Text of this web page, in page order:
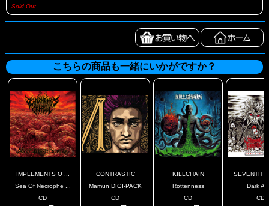
Sold Out
こちらの商品も一緒にいかがですか？
IMPLEMENTS O ...
Sea Of Necrophe ...
CD
CONTRASTIC
Mamun DIGI-PACK
CD
KILLCHAIN
Rottenness
CD
SEVENTH
Dark
CD